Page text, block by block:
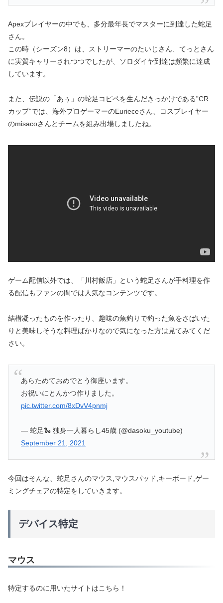
Apexプレイヤーの中でも、多分最年長でマスターに到達した蛇足
さん。
この時（シーズン8）は、ストリーマーのたいじさん、てっとさん
に実質キャリーされつつでしたが、ソロダイヤ到達は頻繁に達成
しています。
また、伝説の「あぅ」の蛇足コピペを生んだきっかけである”CR
カップ”では、海外プロゲーマーのEurieceさん、コスプレイヤー
のmisacoさんとチームを組み出場しましたね。
ゲーム配信以外では、「川村飯店」という蛇足さんが手料理を作
る配信もファンの間では人気なコンテンツです。
結構凝ったものを作ったり、趣味の魚釣りで釣った魚をさばいた
りと美味しそうな料理ばかりなので気になった方は見てみてくだ
さい。
あらためておめでとう御座います。
お祝いにとんかつ作りました。
pic.twitter.com/8xDvV4pnmj
— 蛇足🐍 独身一人暮らし45歳 (@dasoku_youtube)
September 21, 2021
今回はそんな、蛇足さんのマウス,マウスパッド,キーボード,ゲー
ミングチェアの特定をしていきます。
デバイス特定
マウス
特定するのに用いたサイトはこちら！